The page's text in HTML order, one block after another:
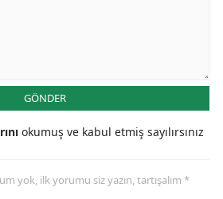
GÖNDER
okumuş ve kabul etmiş sayılırsınız
yok, ilk yorumu siz yazın, tartışalım *